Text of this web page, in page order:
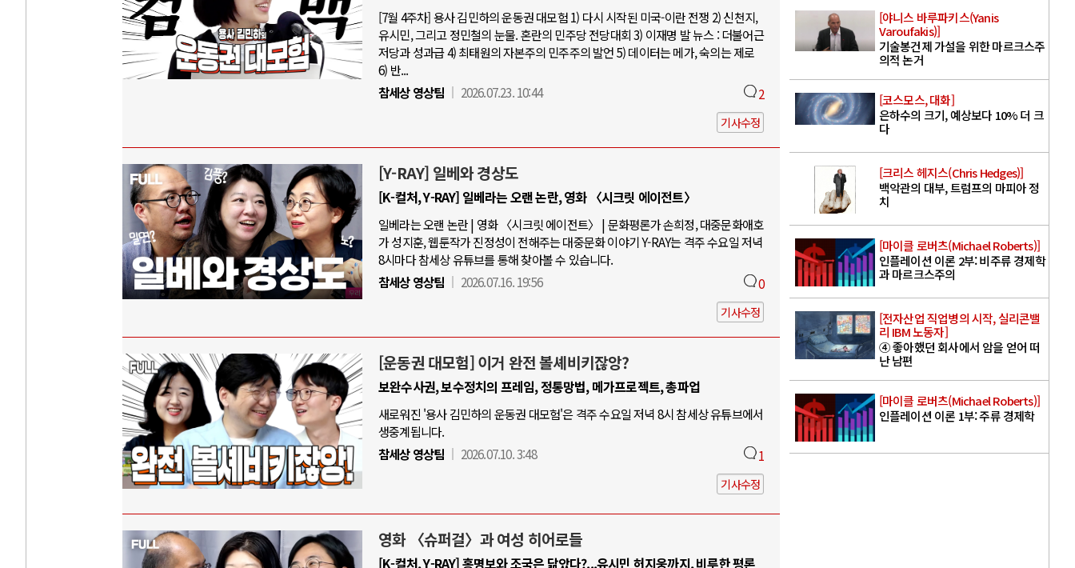
[7월 4주차] 용사 김민하의 운동권 대모험 1) 다시 시작된 미국-이란 전쟁 2) 신천지,
유시민, 그리고 정민철의 눈물. 혼란의 민주당 전당대회 3) 이재명 발 뉴스 : 더불어근
저당과 성과급 4) 최태원의 자본주의 민주주의 발언 5) 데이터는 메가, 숙의는 제로
6) 반...
참세상 영상팀
2026.07.23. 10:44 2
기사수정
[Y-RAY] 일베와 경상도
[K-컬처, Y-RAY] 일베라는 오랜 논란, 영화 〈시크릿 에이전트〉
일베라는 오랜 논란 | 영화 〈시크릿 에이전트〉 | 문화평론가 손희정, 대중문화애호
가 성지훈, 웹툰작가 진정성이 전해주는 대중문화 이야기 Y-RAY는 격주 수요일 저녁
8시마다 참세상 유튜브를 통해 찾아볼 수 있습니다.
참세상 영상팀
2026.07.16. 19:56 0
기사수정
[운동권 대모험] 이거 완전 볼셰비키잖앙?
보완수사권, 보수정치의 프레임, 정통망법, 메가프로젝트, 총파업
새로워진 '용사 김민하의 운동권 대모험'은 격주 수요일 저녁 8시 참세상 유튜브에서
생중계됩니다.
참세상 영상팀
2026.07.10. 3:48 1
기사수정
영화 〈슈퍼걸〉과 여성 히어로들
[K-컬처, Y-RAY] 홍명보와 조국은 닮았다?...유시민 허지웅까지, 비루한 평론
[야니스 바루파키스(Yanis
Varoufakis)]
기술봉건제 가설을 위한 마르크스주
의적 논거
[코스모스, 대화]
은하수의 크기, 예상보다 10% 더 크
다
[크리스 헤지스(Chris Hedges)]
백악관의 대부, 트럼프의 마피아 정
치
[마이클 로버츠(Michael Roberts)]
인플레이션 이론 2부: 비주류 경제학
과 마르크스주의
[전자산업 직업병의 시작, 실리콘밸
리 IBM 노동자]
④ 좋아했던 회사에서 암을 얻어 떠
난 남편
[마이클 로버츠(Michael Roberts)]
인플레이션 이론 1부: 주류 경제학